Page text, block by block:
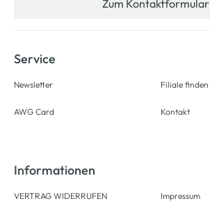
Zum Kontaktformular
Service
Newsletter
AWG Card
Filiale finden
Kontakt
Informationen
VERTRAG WIDERRUFEN Impressum